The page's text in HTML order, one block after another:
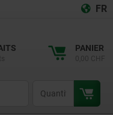
FR
PANIER